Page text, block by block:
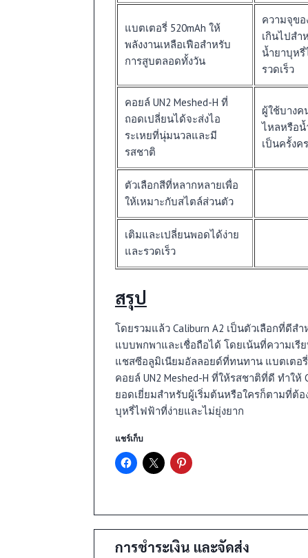
แบตเตอรี่ 520mAh ให้
พลังงานเหลือเฟือสำหรับ
การสูบตลอดทั้งวัน
ความจุขอ
เกินไปส
น้ำยาบุห
รวดเร็ว
คอยล์ UN2 Meshed-H ที่
ถอดเปลี่ยนได้จะส่งไอ
ระเหยที่นุ่มนวลและมี
รสชาติ
ผู้ใช้บางค
ไหลหรือ
เป็นครั้งค
ตัวเลือกสีที่หลากหลายเพื่อ
ให้เหมาะกับสไตล์ส่วนตัว
เติมและเปลี่ยนพอดได้ง่าย
และรวดเร็ว
สรุป
โดยรวมแล้ว Caliburn A2 เป็นตัวเลือกที่ดี
แบบพกพาและเชื่อถือได้ โดยเน้นที่ความเรี
แชสซีอลูมิเนียมอัลลอยด์ที่ทนทาน แบตเตอ
คอยล์ UN2 Meshed-H ที่ให้รสชาติที่ดี ทำให้
ยอดเยี่ยมสำหรับผู้เริ่มต้นหรือใครก็ตามที่ต้
บุหรี่ไฟฟ้าที่ง่ายและไม่ยุ่งยาก
แชร์เก็บ
การชำระเงิน และจัดส่ง